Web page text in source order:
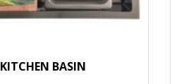
KITCHEN BASIN